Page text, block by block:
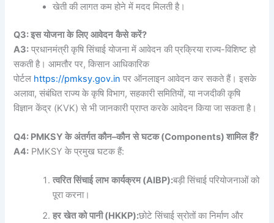
खेती की लागत कम होने में मदद मिलती है।
Q3:इस योजना के लिए आवेदन कैसे करें?
A3: प्रधानमंत्री कृषि सिंचाई योजना में आवेदन की प्रक्रिया राज्य-विशिष्ट हो
सकती है। आमतौर पर, किसान आधिकारिक
पोर्टल https://pmksy.gov.in पर ऑनलाइन आवेदन कर सकते हैं। इसके
अलावा, संबंधित राज्य के कृषि विभाग, सहकारी समितियों, या नजदीकी कृषि
विज्ञान केंद्र (KVK) से भी जानकारी प्राप्त करके आवेदन किया जा सकता है।
Q4: PMKSYके अंतर्गत कौन–कौन से घटक(Components)शामिल हैं?
A4: PMKSY के प्रमुख घटक हैं:
त्वरित सिंचाई लाभ कार्यक्रम(AIBP):बड़ी सिंचाई परियोजनाओं को
पूरा करना।
हर खेत को पानी(HKKP):छोटे सिंचाई स्रोतों का निर्माण और